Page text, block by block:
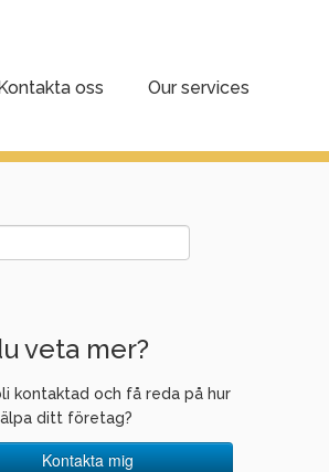
oss
Our services
veta mer?
kontaktad och få reda på hur
ditt företag?
Kontakta mig